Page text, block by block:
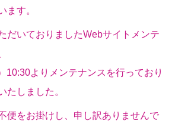
ます。
だいておりましたWebサイトメンテ
10:30よりメンテナンスを行っており
たしました。
便をお掛けし、申し訳ありませんで